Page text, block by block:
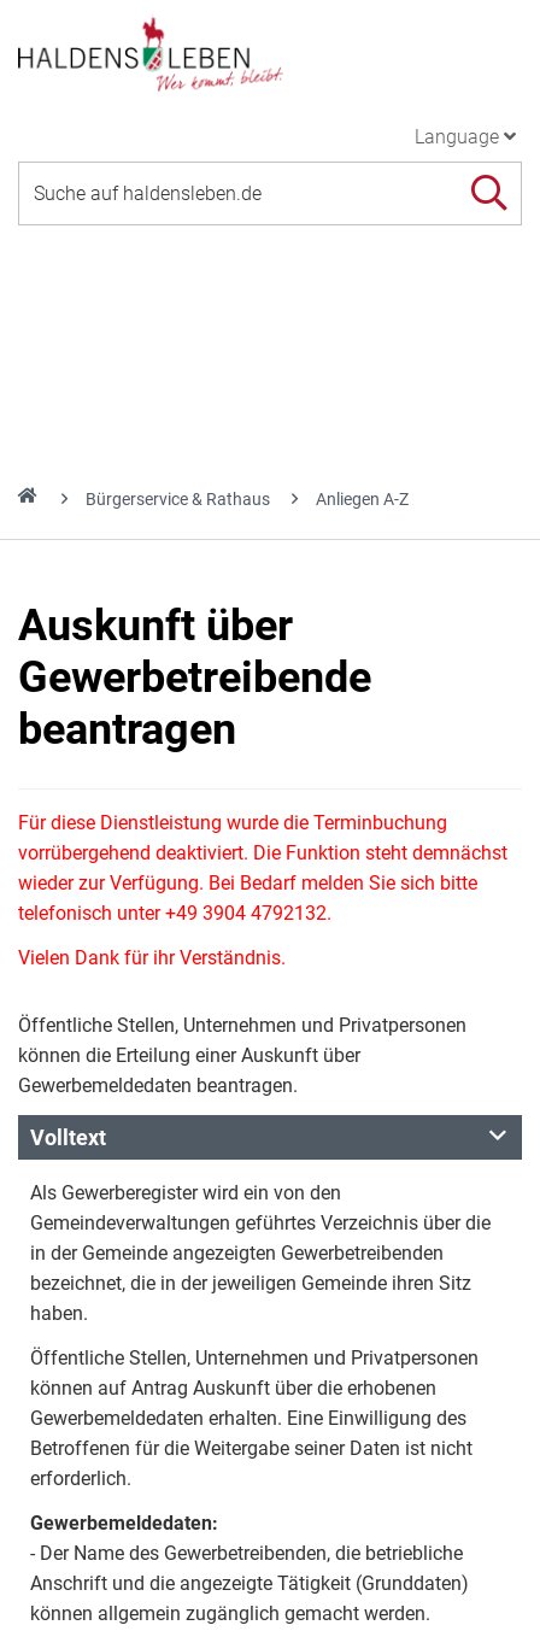
Language
Bürgerservice & Rathaus Anliegen A-Z
Auskunft über
Gewerbetreibende
beantragen
Für diese Dienstleistung wurde die Terminbuchung
vorrübergehend deaktiviert. Die Funktion steht demnächst
wieder zur Verfügung. Bei Bedarf melden Sie sich bitte
telefonisch unter +49 3904 4792132.
Vielen Dank für ihr Verständnis.
Öffentliche Stellen, Unternehmen und Privatpersonen
können die Erteilung einer Auskunft über
Gewerbemeldedaten beantragen.
Volltext
Als Gewerberegister wird ein von den
Gemeindeverwaltungen geführtes Verzeichnis über die
in der Gemeinde angezeigten Gewerbetreibenden
bezeichnet, die in der jeweiligen Gemeinde ihren Sitz
haben.
Öffentliche Stellen, Unternehmen und Privatpersonen
können auf Antrag Auskunft über die erhobenen
Gewerbemeldedaten erhalten. Eine Einwilligung des
Betroffenen für die Weitergabe seiner Daten ist nicht
erforderlich.
Gewerbemeldedaten:
- Der Name des Gewerbetreibenden, die betriebliche
Anschrift und die angezeigte Tätigkeit (Grunddaten)
können allgemein zugänglich gemacht werden.